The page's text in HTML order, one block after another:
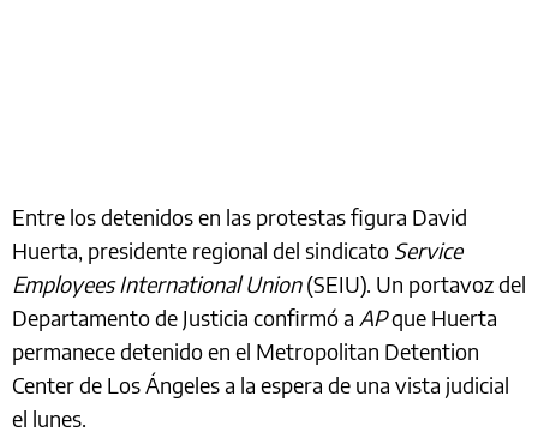
Entre los detenidos en las protestas figura David
Huerta, presidente regional del sindicato Service
Employees International Union(SEIU). Un portavoz del
Departamento de Justicia confirmó a APque Huerta
permanece detenido en el Metropolitan Detention
Center de Los Ángeles a la espera de una vista judicial
el lunes.